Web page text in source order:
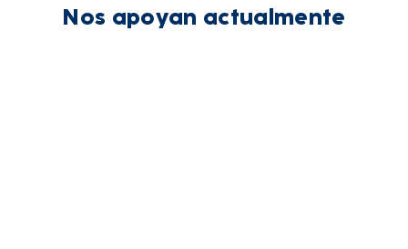
Nos apoyan actualmente